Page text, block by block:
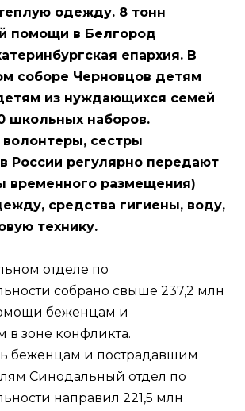
одежду. 8 тонн
помощи в Белгород
епархия. В
соборе Черновцов детям
из нуждающихся семей
школьных наборов.
сестры
России регулярно передают
временного размещения)
средства гигиены, воду,
технику.
отделе по
собрано свыше 237,2 млн
беженцам и
в зоне конфликта.
и пострадавшим
Синодальный отдел по
направил 221,5 млн